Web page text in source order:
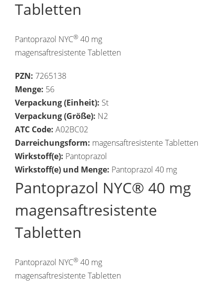
Tabletten
Pantoprazol NYC® 40 mg
magensaftresistente Tabletten
PZN: 7265138
Menge: 56
Verpackung (Einheit): St
Verpackung (Größe): N2
ATC Code: A02BC02
Darreichungsform: magensaftresistente Tabletten
Wirkstoff(e): Pantoprazol
Wirkstoff(e) und Menge: Pantoprazol 40 mg
Pantoprazol NYC® 40 mg
magensaftresistente
Tabletten
Pantoprazol NYC® 40 mg
magensaftresistente Tabletten